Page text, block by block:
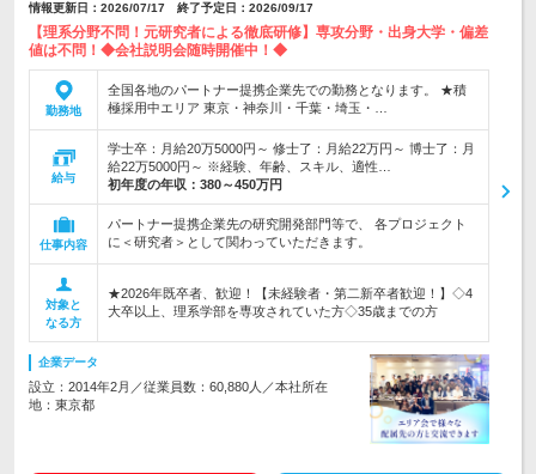
情報更新日：2026/07/17 終了予定日：2026/09/17
【理系分野不問！元研究者による徹底研修】専攻分野・出身大学・偏差
値は不問！◆会社説明会随時開催中！◆
勤務地
全国各地のパートナー提携企業先での勤務となります。 ★積
極採用中エリア 東京・神奈川・千葉・埼玉・…
給与
学士卒：月給20万5000円～ 修士了：月給22万円～ 博士了：月
給22万5000円～ ※経験、年齢、スキル、適性…
初年度の年収： 380～450万円
仕事内容
パートナー提携企業先の研究開発部門等で、 各プロジェクト
に＜研究者＞として関わっていただきます。
対象と
なる方
★2026年既卒者、歓迎！【未経験者・第二新卒者歓迎！】◇4
大卒以上、理系学部を専攻されていた方◇35歳までの方
企業データ
設立：2014年2月／従業員数：60,880人／本社所在
地：東京都